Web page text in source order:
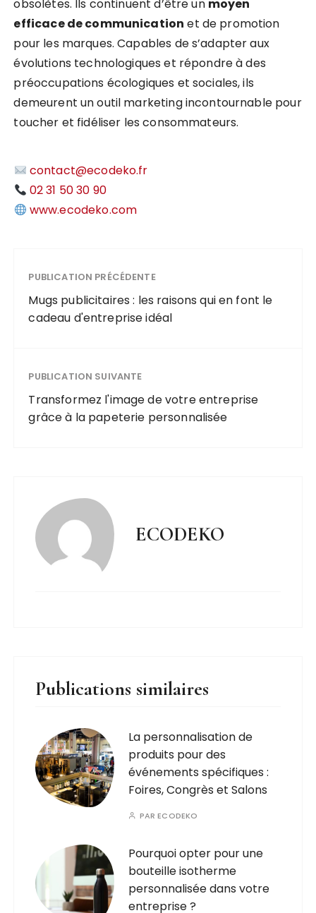
obsolètes. Ils continuent d’être un moyen
efficace de communication et de promotion
pour les marques. Capables de s’adapter aux
évolutions technologiques et répondre à des
préoccupations écologiques et sociales, ils
demeurent un outil marketing incontournable pour
toucher et fidéliser les consommateurs.
contact@ecodeko.fr
02 31 50 30 90
www.ecodeko.com
PUBLICATION PRÉCÉDENTE
Mugs publicitaires : les raisons qui en font le
cadeau d'entreprise idéal
PUBLICATION SUIVANTE
Transformez l'image de votre entreprise
grâce à la papeterie personnalisée
ECODEKO
Publications similaires
La personnalisation de
produits pour des
événements spécifiques :
Foires, Congrès et Salons
PARECODEKO
Pourquoi opter pour une
bouteille isotherme
personnalisée dans votre
entreprise ?